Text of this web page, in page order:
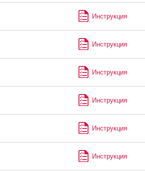
Инструкция
Инструкция
Инструкция
Инструкция
Инструкция
Инструкция